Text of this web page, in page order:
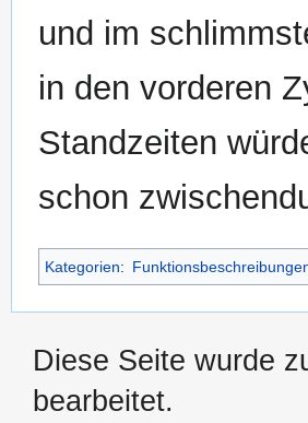
und im
in den vorderen
Standzeiten
schon
Kategorien:
Diese Seite wurde
bearbeitet.